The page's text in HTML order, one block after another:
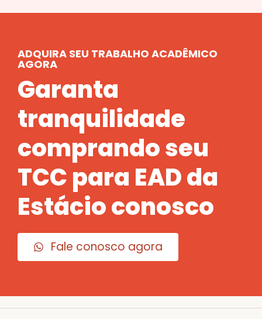
ADQUIRA SEU TRABALHO ACADÊMICO
AGORA
Garanta
tranquilidade
comprando seu
TCC para EAD da
Estácio conosco
Fale conosco agora